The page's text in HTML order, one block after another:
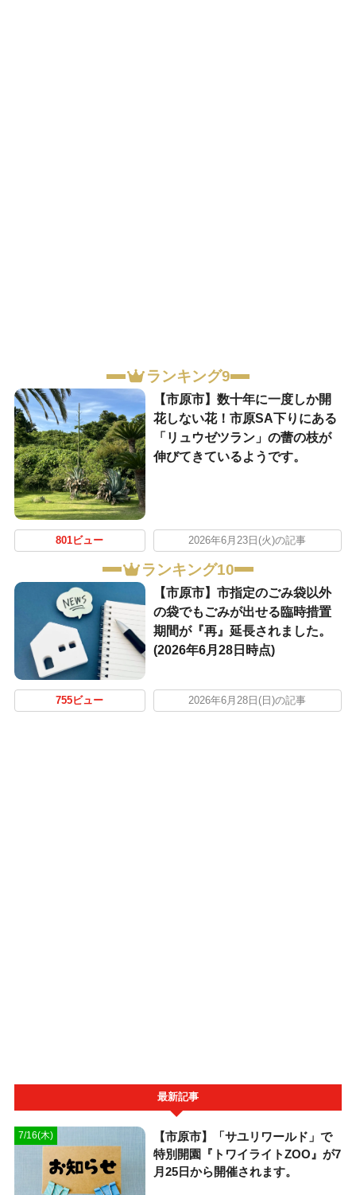
ランキング9
【市原市】数十年に一度しか開
花しない花！市原SA下りにある
「リュウゼツラン」の蕾の枝が
伸びてきているようです。
801ビュー 2026年6月23日(火)の記事
ランキング10
【市原市】市指定のごみ袋以外
の袋でもごみが出せる臨時措置
期間が『再』延長されました。
(2026年6月28日時点)
755ビュー 2026年6月28日(日)の記事
最新記事
7/16(木)
【市原市】「サユリワールド」で
特別開園『トワイライトZOO』が7
月25日から開催されます。